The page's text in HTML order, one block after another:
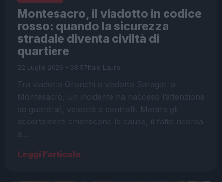
Montesacro, il viadotto in codice
rosso: quando la sicurezza
stradale diventa civiltà di
quartiere
22 Luglio 2026 - 08:57Italo Lauro
Tra viadotto Gronchi e viadotto Saragat, a
Montesacro, un incidente ha riacceso l’attenzione
su guardrail, velocità e controlli. Mentre gli
accertamenti chiariscono le cause, il fatto ricorda
a…
Leggi l’articolo →